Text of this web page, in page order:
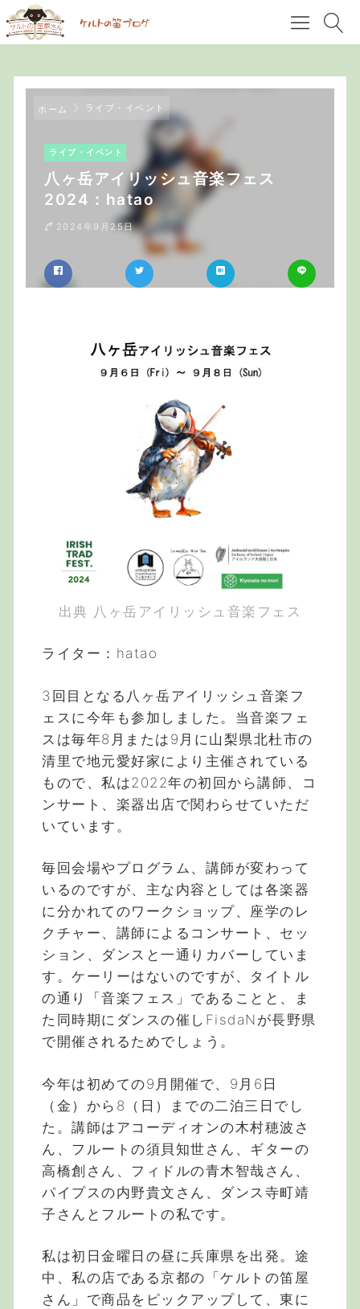
ホーム ライブ・イベント
ライブ・イベント
八ヶ岳アイリッシュ音楽フェス
2024：hatao
2024年9月25日
出典 八ヶ岳アイリッシュ音楽フェス
ライター：hatao
3回目となる八ヶ岳アイリッシュ音楽フ
ェスに今年も参加しました。当音楽フェ
スは毎年8月または9月に山梨県北杜市の
清里で地元愛好家により主催されている
もので、私は2022年の初回から講師、コ
ンサート、楽器出店で関わらせていただ
いています。
毎回会場やプログラム、講師が変わって
いるのですが、主な内容としては各楽器
に分かれてのワークショップ、座学のレ
クチャー、講師によるコンサート、セッ
ション、ダンスと一通りカバーしていま
す。ケーリーはないのですが、タイトル
の通り「音楽フェス」であることと、ま
た同時期にダンスの催しFisdaNが長野県
で開催されるためでしょう。
今年は初めての9月開催で、9月6日
（金）から8（日）までの二泊三日でし
た。講師はアコーディオンの木村穂波さ
ん、フルートの須貝知世さん、ギターの
高橋創さん、フィドルの青木智哉さん、
パイプスの内野貴文さん、ダンス寺町靖
子さんとフルートの私です。
私は初日金曜日の昼に兵庫県を出発。途
中、私の店である京都の「ケルトの笛屋
さん」で商品をピックアップして、東に